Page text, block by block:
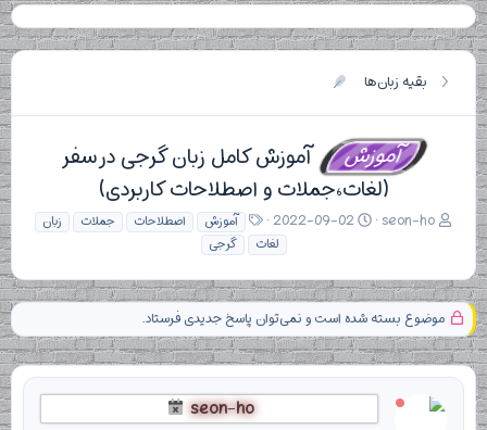
بقیه زبان‌ها
آموزش
آموزش کامل زبان گرجی در سفر
(لغات،جملات و اصطلاحات کاربردی)
ن
س
ن
د
ه
م
و
ض
و
seon-ho
ت
ی
خ
ش
ر
و
ع
2022-09-02
ب
ر
چ
س
ب‌
ه
ا
آموزش اصطلاحات جملات
زبان
لغات
گرجی
موضوع بسته شده است و نمی‌توان پاسخ جدیدی فرستاد.
seon-ho